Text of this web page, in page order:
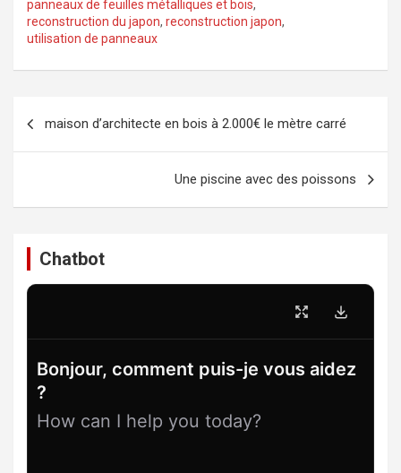
panneaux de feuilles métalliques et bois,
reconstruction du japon, reconstruction japon,
utilisation de panneaux
maison d’architecte en bois à 2.000€ le mètre carré
Une piscine avec des poissons
Chatbot
Bonjour, comment puis-je vous aidez
?
How can I help you today?